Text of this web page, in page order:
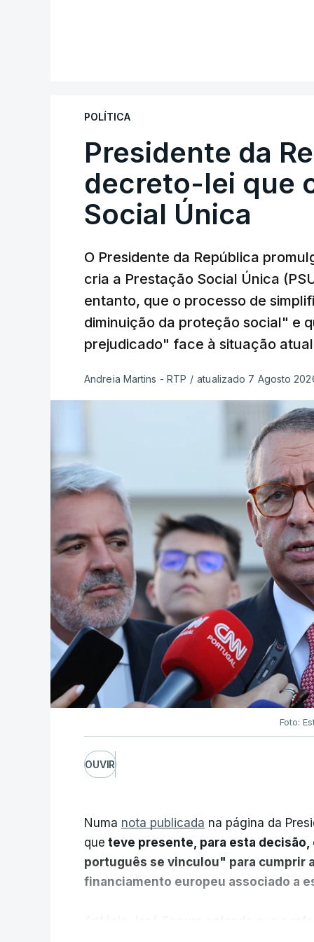
POLÍTICA
Presidente da
decreto-lei que
Social Única
O Presidente da República
cria a Prestação Social Única
entanto, que o processo de
diminuição da proteção social" e
prejudicado" face à situação
Andreia Martins - RTP / atualizado 7 Agosto
Foto:
OUVIR
Numa nota publicada na página da
que teve presente, para esta decisão,
português se vinculou" para cumprir
financiamento europeu associado a